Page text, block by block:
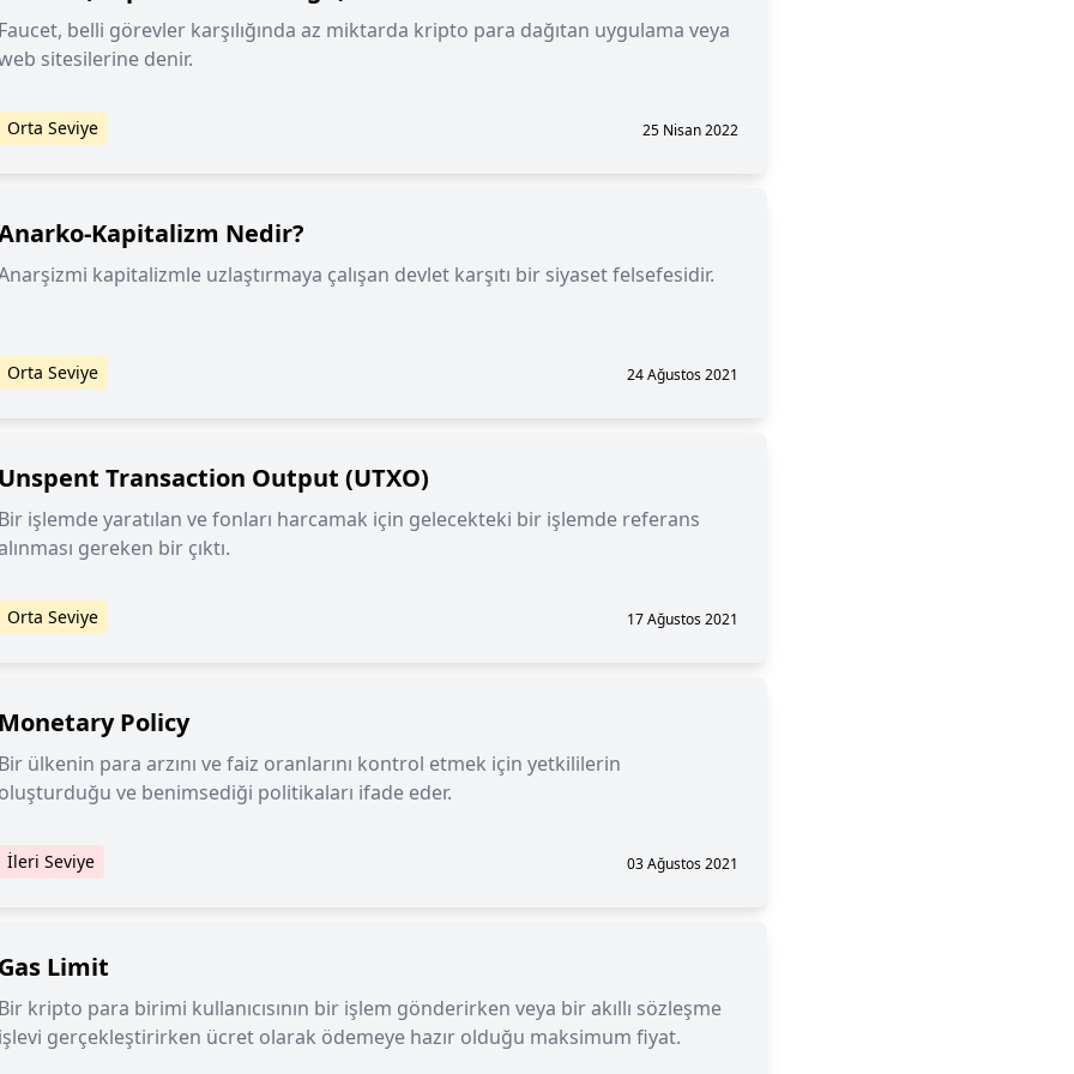
belli görevler karşılığında az miktarda kripto para dağıtan uygulama veya
sitesilerine denir.
Orta Seviye 25 Nisan 2022
Kapitalizm Nedir?
kapitalizmle uzlaştırmaya çalışan devlet karşıtı bir siyaset felsefesidir.
Orta Seviye 24 Ağustos 2021
Transaction Output (UTXO)
işlemde yaratılan ve fonları harcamak için gelecekteki bir işlemde referans
gereken bir çıktı.
Orta Seviye 17 Ağustos 2021
Policy
ülkenin para arzını ve faiz oranlarını kontrol etmek için yetkililerin
ve benimsediği politikaları ifade eder.
İleri Seviye 03 Ağustos 2021
Limit
kripto para birimi kullanıcısının bir işlem gönderirken veya bir akıllı sözleşme
gerçekleştirirken ücret olarak ödemeye hazır olduğu maksimum fiyat.